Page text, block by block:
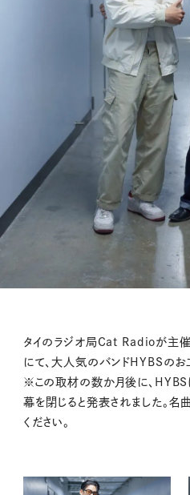
タイのラジオ局Cat Radioが主催
にて、大人気のバンドHYBSのお
※この取材の数か月後に、
幕を閉じると発表されました。名
ください。